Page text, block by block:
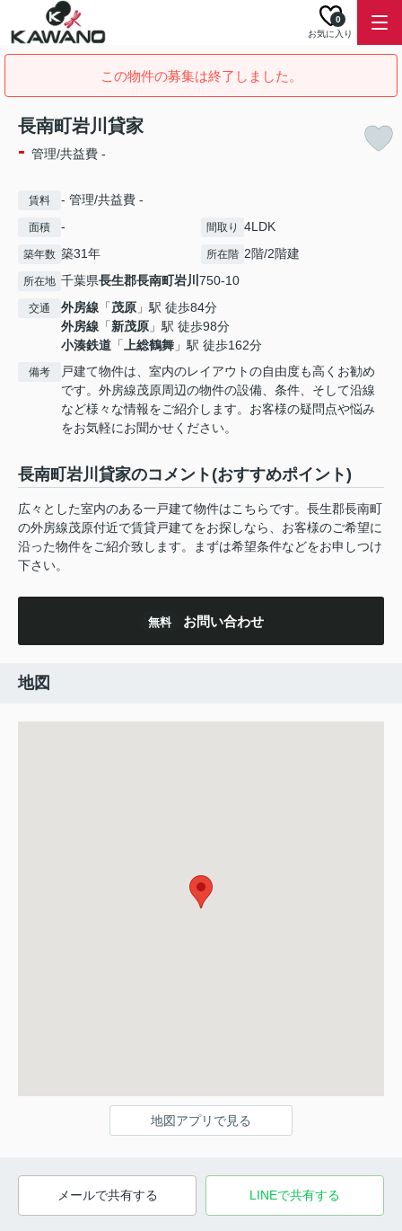
お気に入り
0
この物件の募集は終了しました。
長南町岩川貸家
- 管理/共益費 -
賃料 - 管理/共益費 -
面積 - 間取り 4LDK
築年数 築31年 所在階 2階/2階建
所在地 千葉県長生郡長南町岩川 750-10
交通 外房線 「茂原 」駅 徒歩84分
外房線 「新茂原 」駅 徒歩98分
小湊鉄道 「 上総鶴舞 」駅 徒歩162分
備考
戸建て物件は、室内のレイアウトの自由度も高くお勧め
です。外房線茂原周辺の物件の設備、条件、そして沿線
など様々な情報をご紹介します。お客様の疑問点や悩み
をお気軽にお聞かせください。
長南町岩川貸家のコメント(おすすめポイント)
広々とした室内のある一戸建て物件はこちらです。長生郡長南町
の外房線茂原付近で賃貸戸建てをお探しなら、お客様のご希望に
沿った物件をご紹介致します。まずは希望条件などをお申しつけ
下さい。
無料 お問い合わせ
地図
地図アプリで見る
メールで共有する LINEで共有する